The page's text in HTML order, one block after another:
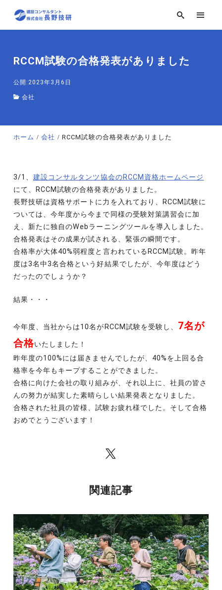
RCCM試験の合格発表がありました
公開:2023年3月6日
会社
ホーム 会社 RCCM試験の合格発表がありました
3/1、建設コンサルタンツ協会のRCCM資格ホームページ
にて、RCCM試験の合格発表がありました。
長野技研は資格サポートに力を入れており、RCCM試験に
ついては、今年度から今まで同様の受験対策講習会に加
え、新たに独自のWebラーニングツールを導入しました。
合格発表はその成果が試される、緊張の瞬間です。
合格率が大体40%弱程度と言われているRCCM試験。昨年
度は3名中3名合格という好結果でしたが、今年度はどう
だったのでしょうか？
結果・・・
今年度、当社からは10名がRCCM試験を受験し、 7名が
合格いたしました！
昨年度の100%には届きませんでしたが、40%を上回る合
格率を今年もキープすることができました。
合格に向けた会社の取り組みが、それ以上に、社員の皆さ
んの努力が結実した素晴らしい結果発表となりました。
合格された社員の皆様、試験お疲れ様でした。そして合格
おめでとうございます！
関連記事